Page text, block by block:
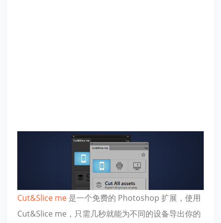
Cut&Slice me 是一个免费的 Photoshop 扩展，使用
Cut&Slice me，只需几秒就能为不同的设备导出你的